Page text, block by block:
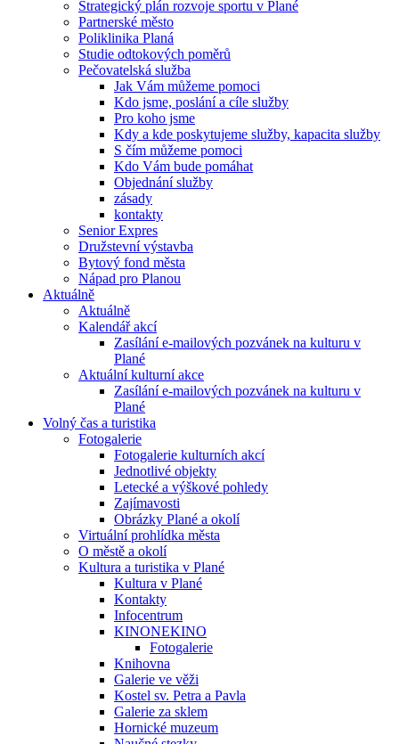
Strategický plán rozvoje sportu v Plané
Partnerské město
Poliklinika Planá
Studie odtokových poměrů
Pečovatelská služba
Jak Vám můžeme pomoci
Kdo jsme, poslání a cíle služby
Pro koho jsme
Kdy a kde poskytujeme služby, kapacita služby
S čím můžeme pomoci
Kdo Vám bude pomáhat
Objednání služby
zásady
kontakty
Senior Expres
Družstevní výstavba
Bytový fond města
Nápad pro Planou
Aktuálně
Aktuálně
Kalendář akcí
Zasílání e-mailových pozvánek na kulturu v
Plané
Aktuální kulturní akce
Zasílání e-mailových pozvánek na kulturu v
Plané
Volný čas a turistika
Fotogalerie
Fotogalerie kulturních akcí
Jednotlivé objekty
Letecké a výškové pohledy
Zajímavosti
Obrázky Plané a okolí
Virtuální prohlídka města
O městě a okolí
Kultura a turistika v Plané
Kultura v Plané
Kontakty
Infocentrum
KINONEKINO
Fotogalerie
Knihovna
Galerie ve věži
Kostel sv. Petra a Pavla
Galerie za sklem
Hornické muzeum